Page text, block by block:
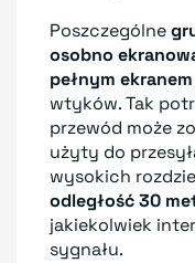
Poszczególne
osobno
pełnym ekranem
wtyków. Tak
przewód może
użyty do
wysokich
odległość 30
jakiekolwiek
sygnału.